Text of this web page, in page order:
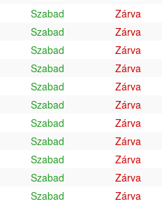
Szabad Zárva
Szabad Zárva
Szabad Zárva
Szabad Zárva
Szabad Zárva
Szabad Zárva
Szabad Zárva
Szabad Zárva
Szabad Zárva
Szabad Zárva
Szabad Zárva